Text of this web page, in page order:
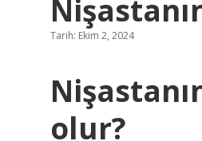
Tarih: Ekim 2, 2024
olur?